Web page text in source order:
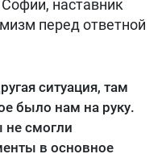
наставник
перед ответной
ситуация, там
было нам на руку.
смогли
в основное